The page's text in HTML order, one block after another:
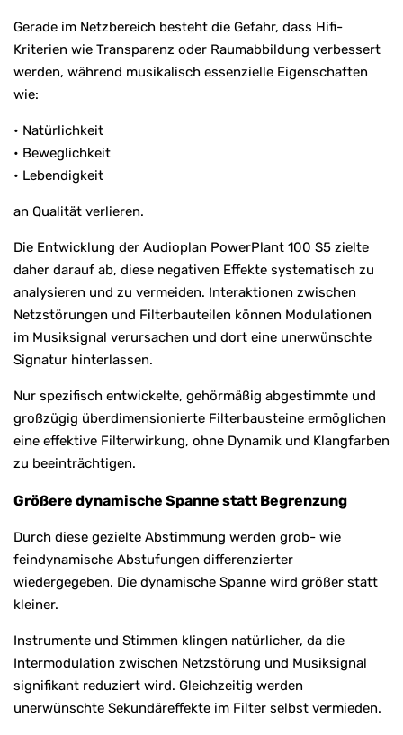
Gerade im Netzbereich besteht die Gefahr, dass Hifi-
Kriterien wie Transparenz oder Raumabbildung verbessert
werden, während musikalisch essenzielle Eigenschaften
wie:
• Natürlichkeit
• Beweglichkeit
• Lebendigkeit
an Qualität verlieren.
Die Entwicklung der Audioplan PowerPlant 100 S5 zielte
daher darauf ab, diese negativen Effekte systematisch zu
analysieren und zu vermeiden. Interaktionen zwischen
Netzstörungen und Filterbauteilen können Modulationen
im Musiksignal verursachen und dort eine unerwünschte
Signatur hinterlassen.
Nur spezifisch entwickelte, gehörmäßig abgestimmte und
großzügig überdimensionierte Filterbausteine ermöglichen
eine effektive Filterwirkung, ohne Dynamik und Klangfarben
zu beeinträchtigen.
Größere dynamische Spanne statt Begrenzung
Durch diese gezielte Abstimmung werden grob- wie
feindynamische Abstufungen differenzierter
wiedergegeben. Die dynamische Spanne wird größer statt
kleiner.
Instrumente und Stimmen klingen natürlicher, da die
Intermodulation zwischen Netzstörung und Musiksignal
signifikant reduziert wird. Gleichzeitig werden
unerwünschte Sekundäreffekte im Filter selbst vermieden.